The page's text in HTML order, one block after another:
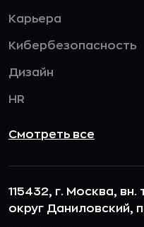
Карьера
Кибербезопасность
Дизайн
HR
Смотреть все
115432, г. Москва, вн.
округ Даниловский,